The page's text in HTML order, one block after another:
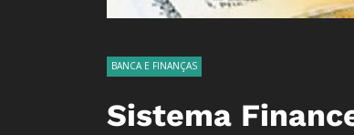
BANCA E FINANÇAS
Sistema